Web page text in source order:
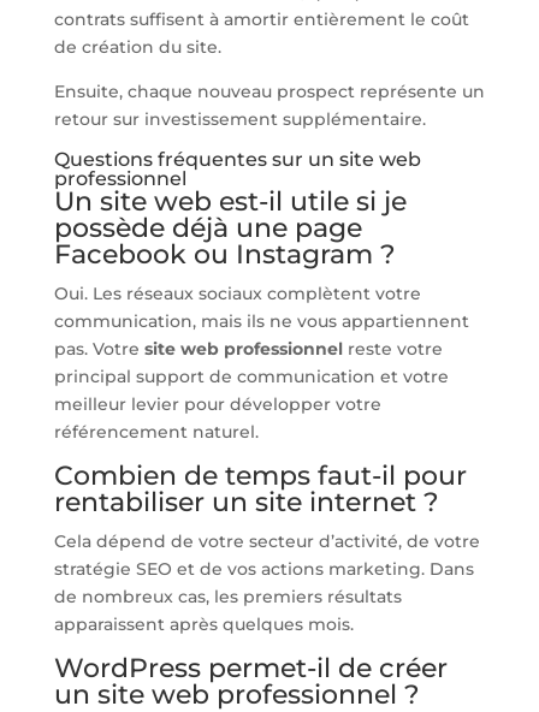
contrats suffisent à amortir entièrement le coût
de création du site.
Ensuite, chaque nouveau prospect représente un
retour sur investissement supplémentaire.
Questions fréquentes sur un site web
professionnel
Un site web est-il utile si je
possède déjà une page
Facebook ou Instagram ?
Oui. Les réseaux sociaux complètent votre
communication, mais ils ne vous appartiennent
pas. Votre site web professionnelreste votre
principal support de communication et votre
meilleur levier pour développer votre
référencement naturel.
Combien de temps faut-il pour
rentabiliser un site internet ?
Cela dépend de votre secteur d’activité, de votre
stratégie SEO et de vos actions marketing. Dans
de nombreux cas, les premiers résultats
apparaissent après quelques mois.
WordPress permet-il de créer
un site web professionnel ?